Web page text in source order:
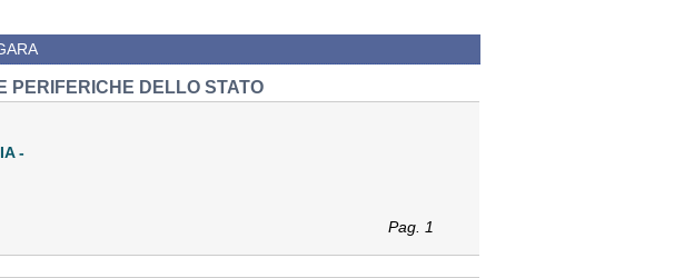
PERIFERICHE DELLO STATO
-
Pag. 1